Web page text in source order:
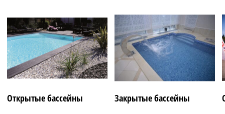
Открытые бассейны Закрытые бассейны